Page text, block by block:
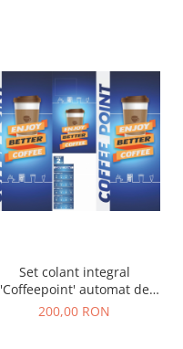
Set colant integral
'Coffeepoint' automat de
cafea boabe Wittenborg
200,00 RON